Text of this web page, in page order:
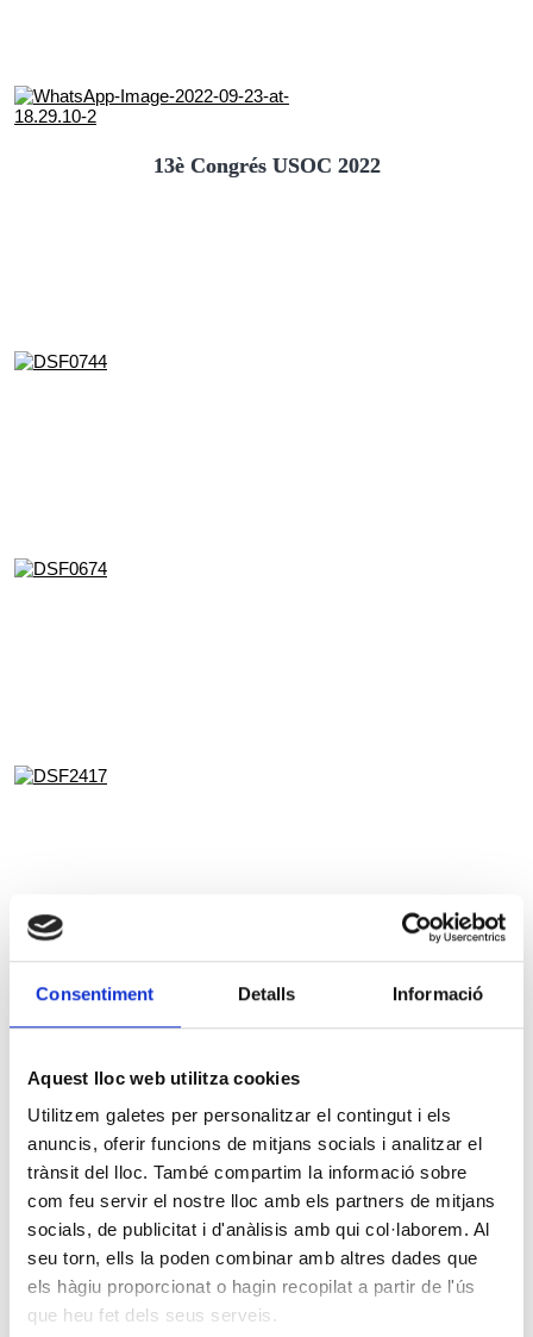
Consentiment Detalls Informació
Aquest lloc web utilitza cookies
Utilitzem galetes per personalitzar el contingut i els
anuncis, oferir funcions de mitjans socials i analitzar el
trànsit del lloc. També compartim la informació sobre
com feu servir el nostre lloc amb els partners de mitjans
socials, de publicitat i d'anàlisis amb qui col·laborem. Al
seu torn, ells la poden combinar amb altres dades que
els hàgiu proporcionat o hagin recopilat a partir de l'ús
que heu fet dels seus serveis.
13è Congrés USOC 2022